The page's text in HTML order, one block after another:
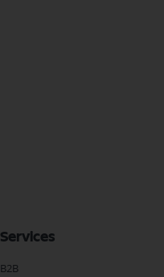
Services
B2B